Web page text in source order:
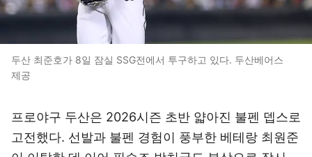
두산 최준호가 8일 잠실 SSG전에서 투구하고 있다. 두산베어스
제공
프로야구 두산은 2026시즌 초반 얇아진 불펜 뎁스로
고전했다. 선발과 불펜 경험이 풍부한 베테랑 최원준